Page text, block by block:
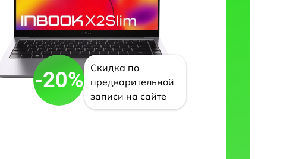
-20%
Скидка по
предварительной
записи на сайте